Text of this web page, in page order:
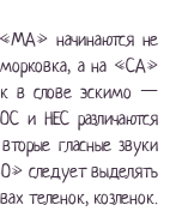
начинаются не
морковка, а на «СА»
в слове эскимо —
НЕС различаются
гласные звуки
следует выделять
теленок, козленок.